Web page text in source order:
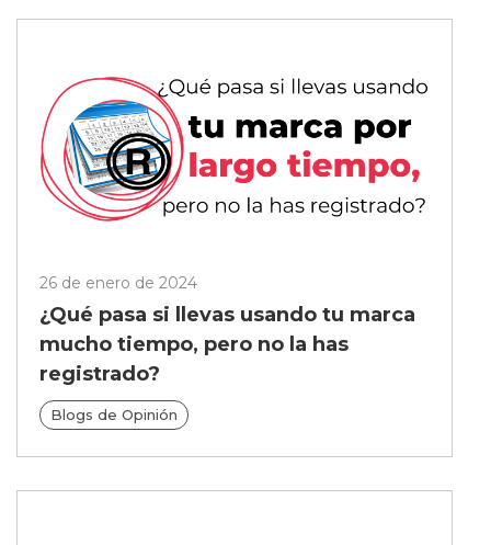
26 de enero de 2024
¿Qué pasa si llevas usando tu marca
mucho tiempo, pero no la has
registrado?
Blogs de Opinión